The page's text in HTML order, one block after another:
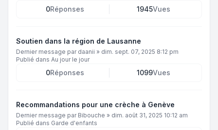
0Réponses 1945Vues
Soutien dans la région de Lausanne
Dernier message par daanii » dim. sept. 07, 2025 8:12 pm
Publié dans Au jour le jour
0Réponses 1099Vues
Recommandations pour une crèche à Genève
Dernier message par Bibouche » dim. août 31, 2025 10:12 am
Publié dans Garde d'enfants